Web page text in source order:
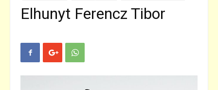
Elhunyt Ferencz Tibor